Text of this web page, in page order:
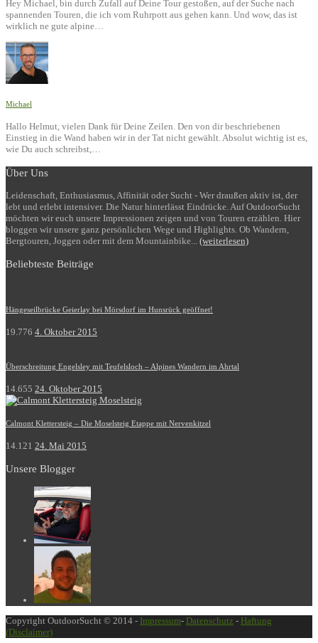
Hey Michael, bin durch Zufall auf Deine Tour gestoßen, auf der Suche nach
spannenden Touren, die ich vom Ruhrpott aus gehen kann. Und wow, das ist
wirklich ne gute alpine…
Michael
Hallo Helmut, vielen Dank für Deine Zeilen. Den von dir beschriebenen
Einstieg in die Wand haben wir in der Tat nicht gewählt. Absolut wichtig ist es,
wie Du auch schreibst,…
Über Uns
Leidenschaft, Enthusiasmus, Affinität oder Sucht - Wer draußen aktiv ist, der
lebt und erlebt intensiver. Die Natur hinterlässt Eindrücke. Auf OutdoorSucht
möchten wir euch unsere Impressionen zeigen und von Touren erzählen. Hier
bloggen wir unsere ganz persönlichen Wege und Highlights. Ob Wandern,
Bergtouren, Joggen oder mit dem Mountainbike... (weiterlesen)
Beliebteste Beiträge
Hängeseilbrücke Geierlay bei Mörsdorf im Hunsrück geöffnet!
19.776 4. Oktober 2015
Überschreitung Engelsley mit Teufelsloch – Alpines Wandern im Ahrtal
14.655 24. Oktober 2015
Calmont Klettersteig – Die Moselsteig Etappe mit Nervenkitzel
14.121 24. Mai 2015
Unsere Blogger
Copyright OutdoorSucht © 2014 - Impressum- Datenschutz - Haftung
(Disclaimer)